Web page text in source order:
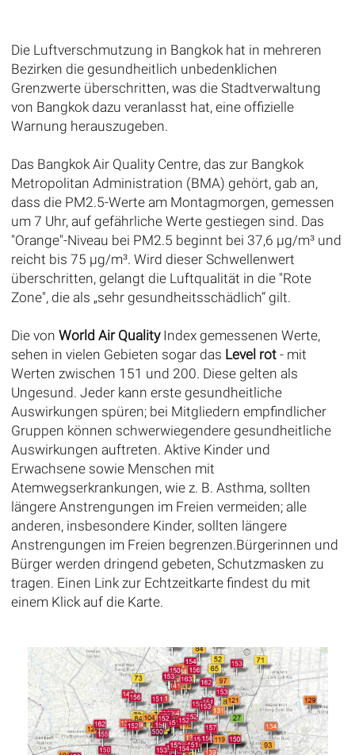
Die Luftverschmutzung in Bangkok hat in mehreren
Bezirken die gesundheitlich unbedenklichen
Grenzwerte überschritten, was die Stadtverwaltung
von Bangkok dazu veranlasst hat, eine offizielle
Warnung herauszugeben.
Das Bangkok Air Quality Centre, das zur Bangkok
Metropolitan Administration (BMA) gehört, gab an,
dass die PM2.5-Werte am Montagmorgen, gemessen
um 7 Uhr, auf gefährliche Werte gestiegen sind. Das
"Orange"-Niveau bei PM2.5 beginnt bei 37,6 μg/m³ und
reicht bis 75 μg/m³. Wird dieser Schwellenwert
überschritten, gelangt die Luftqualität in die "Rote
Zone", die als „sehr gesundheitsschädlich“ gilt.
Die von World Air QualityIndex gemessenen Werte,
sehen in vielen Gebieten sogar das Level rot- mit
Werten zwischen 151 und 200. Diese gelten als
Ungesund. Jeder kann erste gesundheitliche
Auswirkungen spüren; bei Mitgliedern empfindlicher
Gruppen können schwerwiegendere gesundheitliche
Auswirkungen auftreten. Aktive Kinder und
Erwachsene sowie Menschen mit
Atemwegserkrankungen, wie z. B. Asthma, sollten
längere Anstrengungen im Freien vermeiden; alle
anderen, insbesondere Kinder, sollten längere
Anstrengungen im Freien begrenzen.Bürgerinnen und
Bürger werden dringend gebeten, Schutzmasken zu
tragen. Einen Link zur Echtzeitkarte findest du mit
einem Klick auf die Karte.